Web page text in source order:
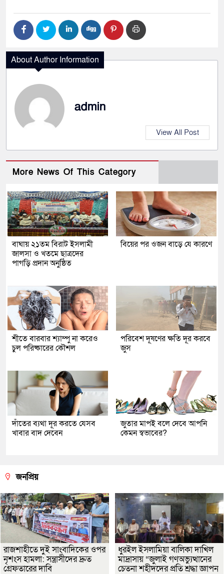
About Author Information
admin
View All Post
More News Of This Category
বাঘায় ২১তম বিরাট ইসলামী
জালসা ও খতমে ছাত্রদের
পাগড়ি প্রদান অনুষ্ঠিত
বিয়ের পর ওজন বাড়ে যে কারণে
শীতে বারবার শ্যাম্পু না করেও
চুল পরিষ্কারের কৌশল
পরিবেশ দূষণের ক্ষতি দূর করবে
জুস
দাঁতের ব্যথা দূর করতে যেসব
খাবার বাদ দেবেন
জুতার মাপই বলে দেবে আপনি
কেমন স্বভাবের?
জনপ্রিয়
রাজশাহীতে দুই সাংবাদিকের ওপর
নৃশংস হামলা: সন্ত্রাসীদের দ্রুত
গ্রেফতারের দাবি
ধুরইল ইসলামিয়া বালিকা দাখিল
মাদ্রাসায় “জুলাই গণঅভ্যুত্থানের
চেতনা শহীদদের প্রতি শ্রদ্ধা জ্ঞাপন